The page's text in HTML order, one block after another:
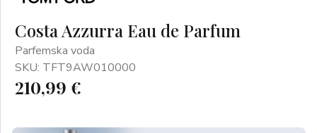
Costa Azzurra Eau de Parfum
Parfemska voda
SKU: TFT9AW010000
210,99 €